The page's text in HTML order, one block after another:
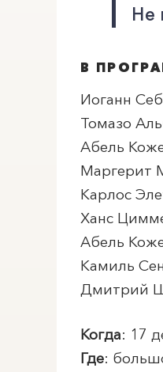
Не
В
Иоганн
Томазо
Абель
Маргерит
Карлос
Ханс
Абель
Камиль
Дмитрий
Когда: 17
Где: